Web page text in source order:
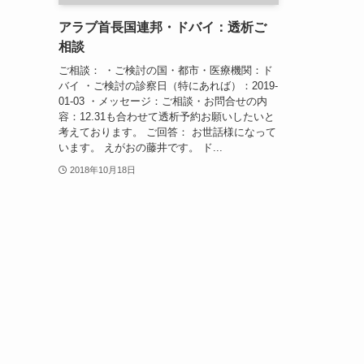
アラブ首長国連邦・ドバイ：透析ご
相談
ご相談： ・ご検討の国・都市・医療機関：ド
バイ ・ご検討の診察日（特にあれば）：2019-
01-03 ・メッセージ：ご相談・お問合せの内
容：12.31も合わせて透析予約お願いしたいと
考えております。 ご回答： お世話様になって
います。 えがおの藤井です。 ド...
2018年10月18日